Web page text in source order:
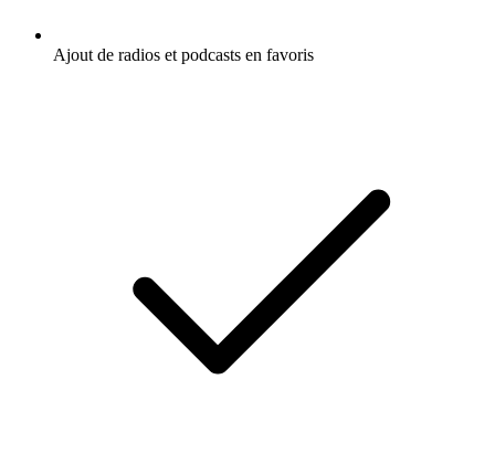
Ajout de radios et podcasts en favoris